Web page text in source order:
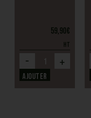
59,90€
HT
- +
Ajouter